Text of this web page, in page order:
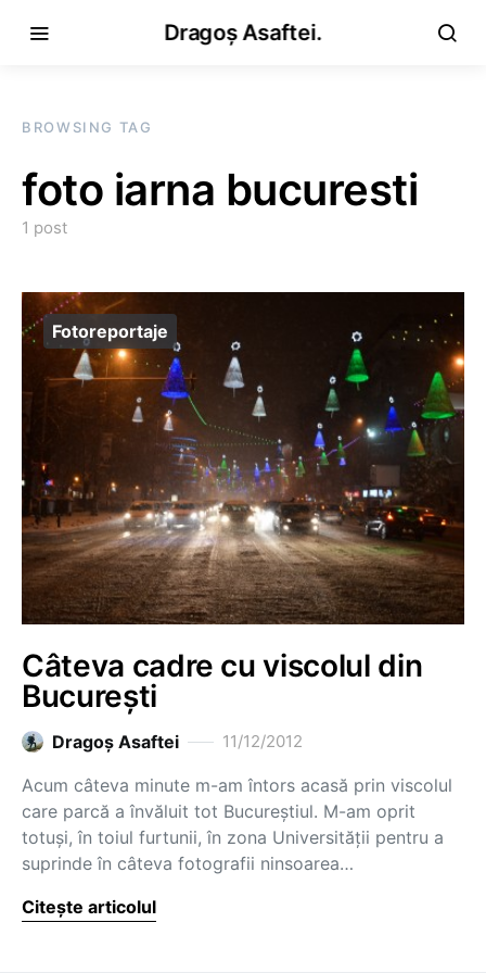
Dragoș Asaftei.
BROWSING TAG
foto iarna bucuresti
1 post
Fotoreportaje
Câteva cadre cu viscolul din
București
Dragoş Asaftei 11/12/2012
Acum câteva minute m-am întors acasă prin viscolul
care parcă a învăluit tot Bucureștiul. M-am oprit
totuși, în toiul furtunii, în zona Universității pentru a
suprinde în câteva fotografii ninsoarea…
Citește articolul